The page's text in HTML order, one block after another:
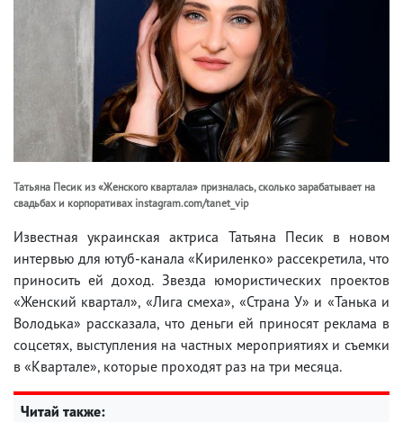
Татьяна Песик из «Женского квартала» призналась, сколько зарабатывает на
свадьбах и корпоративах instagram.com/tanet_vip
Известная украинская актриса Татьяна Песик в новом
интервью для ютуб-канала «Кириленко» рассекретила, что
приносить ей доход. Звезда юмористических проектов
«Женский квартал», «Лига смеха», «Страна У» и «Танька и
Володька» рассказала, что деньги ей приносят реклама в
соцсетях, выступления на частных мероприятиях и съемки
в «Квартале», которые проходят раз на три месяца.
Читай также: